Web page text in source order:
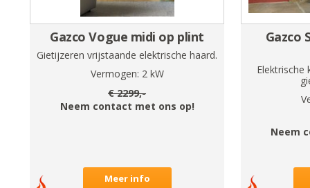
Gazco Vogue midi op plint
Gietijzeren vrijstaande elektrische haard.
Vermogen: 2kW
€2299,-
Neem contact met ons op!
Meer info
Gazco
Elektrische
Neem